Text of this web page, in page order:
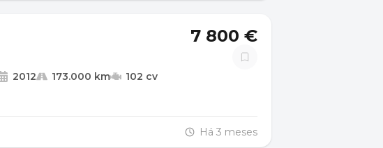
7 800 €
2012 173.000 km 102 cv
Há 3 meses